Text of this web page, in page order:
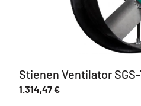
Stienen Ventilator
1.314,47€